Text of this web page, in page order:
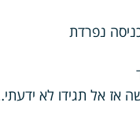
אז אל תגידו לא